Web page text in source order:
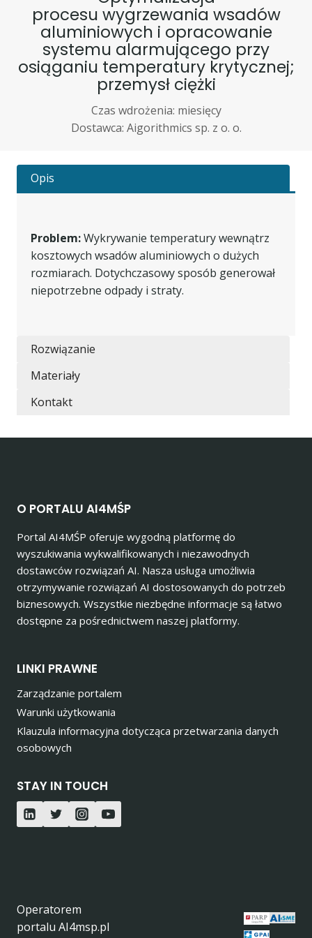
procesu wygrzewania wsadów
aluminiowych i opracowanie
systemu alarmującego przy
osiąganiu temperatury krytycznej;
przemysł ciężki
Czas wdrożenia: miesięcy
Dostawca: Aigorithmics sp. z o. o.
Opis
Problem:Wykrywanie temperatury wewnątrz
kosztowych wsadów aluminiowych o dużych
rozmiarach. Dotychczasowy sposób generował
niepotrzebne odpady i straty.
Rozwiązanie
Materiały
Kontakt
O PORTALU AI4MŚP
Portal AI4MŚP oferuje wygodną platformę do
wyszukiwania wykwalifikowanych i niezawodnych
dostawców rozwiązań AI. Nasza usługa umożliwia
otrzymywanie rozwiązań AI dostosowanych do potrzeb
biznesowych. Wszystkie niezbędne informacje są łatwo
dostępne za pośrednictwem naszej platformy.
LINKI PRAWNE
Zarządzanie portalem
Warunki użytkowania
Klauzula informacyjna dotycząca przetwarzania danych
osobowych
STAY IN TOUCH
Operatorem
portalu AI4msp.pl